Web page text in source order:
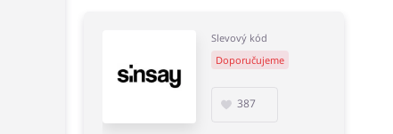
Slevový kód
Doporučujeme
387